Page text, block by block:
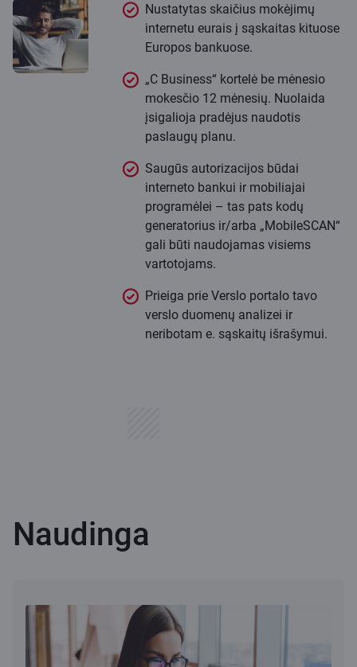
Nustatytas skaičius mokėjimų
internetu eurais į sąskaitas kituose
Europos bankuose.
„C Business“ kortelė be mėnesio
mokesčio 12 mėnesių. Nuolaida
įsigalioja pradėjus naudotis
paslaugų planu.
Saugūs autorizacijos būdai
interneto bankui ir mobiliajai
programėlei – tas pats kodų
generatorius ir/arba „MobileSCAN“
gali būti naudojamas visiems
vartotojams.
Prieiga prie Verslo portalo tavo
verslo duomenų analizei ir
neribotam e. sąskaitų išrašymui.
Naudinga